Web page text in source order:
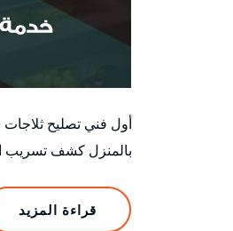
أول فني تصليح ثلاجات
بالمنزل كشف تسريب
قراءة المزيد